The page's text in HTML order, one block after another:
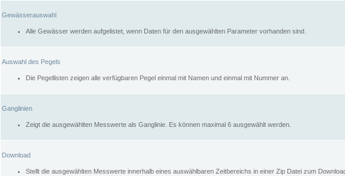
Gewässerauswahl
Alle Gewässer werden aufgelistet, wenn Daten für den ausgewählten Parameter vorhanden sind.
Auswahl des Pegels
Die Pegellisten zeigen alle verfügbaren Pegel einmal mit Namen und einmal mit Nummer an.
Ganglinien
Zeigt die ausgewählten Messwerte als Ganglinie. Es können maximal 6 ausgewählt werden.
Download
Stellt die ausgewählten Messwerte innerhalb eines auswählbaren Zeitbereichs in einer Zip Datei zum